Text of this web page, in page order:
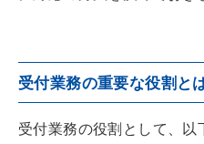
受付業務の重要な役割と
受付業務の役割として、以